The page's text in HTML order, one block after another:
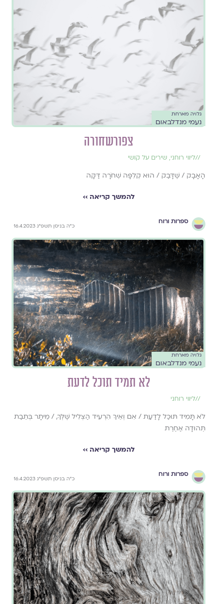
גלויה מארחת
נעמי מנדלבאום
צפורשחורה
//ליווי רוחני, שירים על קושי
הָאָבָק / שֶׁדָּבַק / הוּא קְלִפָּה שְׁחֹרָה דַּקָּה
להמשך קריאה ››
ספרות ורוח
כ״ה בניסן תשפ״ג 16.4.2023
גלויה מארחת
נעמי מנדלבאום
לא תמיד תוכל לדעת
//ליווי רוחני
לֹא תָּמִיד תּוּכַל לָדַעַת / אִם וְאֵיךְ הִרְעִיד הַצְּלִיל שֶׁלְּךָ, / מֵיתָר בְּתֵבַת
תְּהוּדָה אַחֶרֶת
להמשך קריאה ››
ספרות ורוח
כ״ה בניסן תשפ״ג 16.4.2023